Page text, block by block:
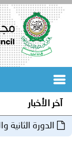
الرئيسية
بيان صادر
والاربعين لمجلس